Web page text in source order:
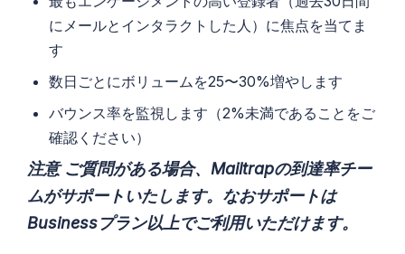
にメールとインタラクトした人）に焦点を当てま
す
数日ごとにボリュームを25〜30%増やします
バウンス率を監視します（2%未満であることをご
確認ください）
注意ご質問がある場合、Mailtrapの到達率チー
ムがサポートいたします。なおサポートは
Businessプラン以上でご利用いただけます。